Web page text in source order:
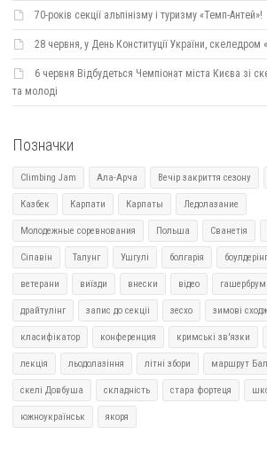
70-років секції альпінізму і туризму «Темп-Антей»!
28 червня, у День Конституції України, скеледром
6 червня Відбудеться Чемпіонат міста Києва зі
та молоді
Позначки
Climbing Jam Ала-Арча Вечір закриття сезону
Казбек Карпати Карпаты Ледолазание
Молодежные соревнования Польша Сванетія
Сіпавін Талунг Ушгулі болгарія боулдерінг
ветерани виїзди внески відео гашербрум
драйтулінг запис до секціі зесхо зимові
класифікатор конференция кримські зв'язки
лекція льодолазіння літні збори маршрут
скелі Довбуша складність стара фортеця
южноукраїнськ якоря